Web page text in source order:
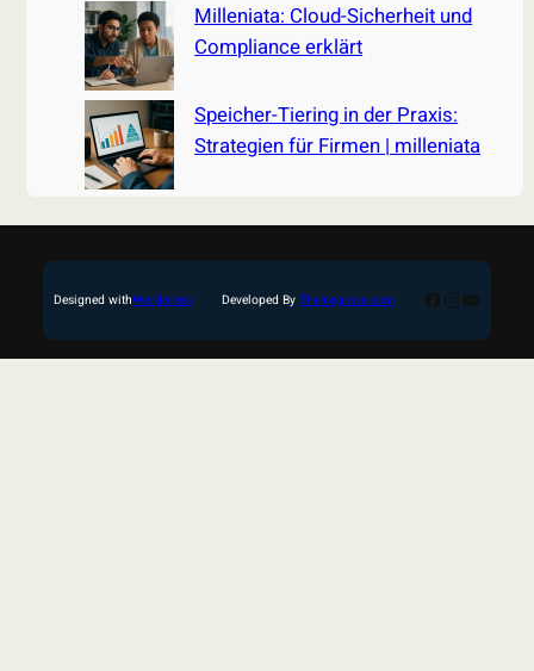
Milleniata: Cloud-Sicherheit und
Compliance erklärt
Speicher-Tiering in der Praxis:
Strategien für Firmen | milleniata
Designed withWordpress Developed By Themegrove.com Facebook
Instagram